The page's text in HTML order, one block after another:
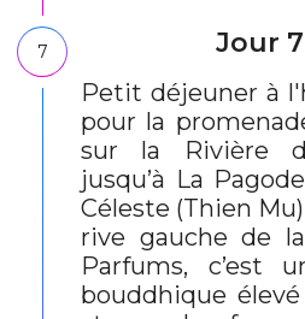
7 Jour
Petit déjeuner à
pour la
sur la Rivière
jusqu’à La
Céleste (Thien
rive gauche de
Parfums, c’est
bouddhique élevé